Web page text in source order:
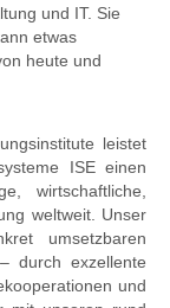
und IT. Sie
etwas
heute und
leistet
ISE einen
wirtschaftliche,
weltweit. Unser
umsetzbaren
durch exzellente
und